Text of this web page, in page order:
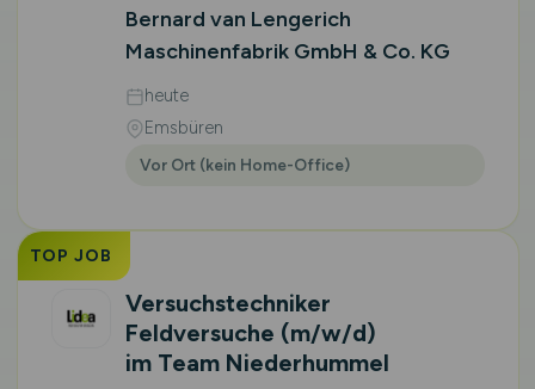
Bernard van Lengerich
Maschinenfabrik GmbH & Co. KG
heute
Emsbüren
Vor Ort (kein Home-Office)
TOP JOB
Versuchstechniker
Feldversuche (m/w/d)
im Team Niederhummel